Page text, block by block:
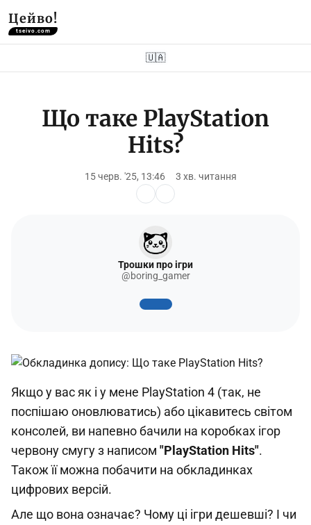
Цейво!
tseivo.com
🇺🇦
Що таке PlayStation
Hits?
15 черв. '25, 13:46 3 хв. читання
Трошки про ігри
@boring_gamer
Якщо у вас як і у мене PlayStation 4 (так, не
поспішаю оновлюватись) або цікавитесь світом
консолей, ви напевно бачили на коробках ігор
червону смугу з написом "PlayStation Hits".
Також її можна побачити на обкладинках
цифрових версій.
Але що вона означає? Чому ці ігри дешевші? І чи